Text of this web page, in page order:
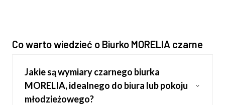
Co warto wiedzieć o Biurko MORELIA czarne
Jakie są wymiary czarnego biurka
MORELIA, idealnego do biura lub pokoju
młodzieżowego?